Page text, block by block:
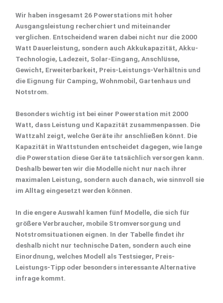
Wir haben insgesamt 26 Powerstations mit hoher
Ausgangsleistung recherchiert und miteinander
verglichen. Entscheidend waren dabei nicht nur die 2000
Watt Dauerleistung, sondern auchAkkukapazität, Akku-
Technologie, Ladezeit, Solar-Eingang, Anschlüsse,
Gewicht, Erweiterbarkeit, Preis-Leistungs-Verhältnis und
die Eignung für Camping, Wohnmobil, Gartenhaus und
Notstrom.
Besonders wichtig ist bei einer Powerstation mit 2000
Watt, dass Leistung und Kapazität zusammenpassen. Die
Wattzahl zeigt, welche Geräte ihr anschließen könnt. Die
Kapazität in Wattstunden entscheidet dagegen, wie lange
die Powerstation diese Geräte tatsächlich versorgen kann.
Deshalb bewerten wir die Modelle nicht nur nach ihrer
maximalen Leistung, sondern auch danach, wie sinnvoll sie
im Alltag eingesetzt werden können.
In die engere Auswahl kamen fünf Modelle, die sich für
größere Verbraucher, mobile Stromversorgung und
Notstromsituationen eignen. In der Tabelle findet ihr
deshalb nicht nur technische Daten, sondern auch eine
Einordnung, welches Modell als Testsieger, Preis-
Leistungs-Tipp oder besonders interessante Alternative
infrage kommt.